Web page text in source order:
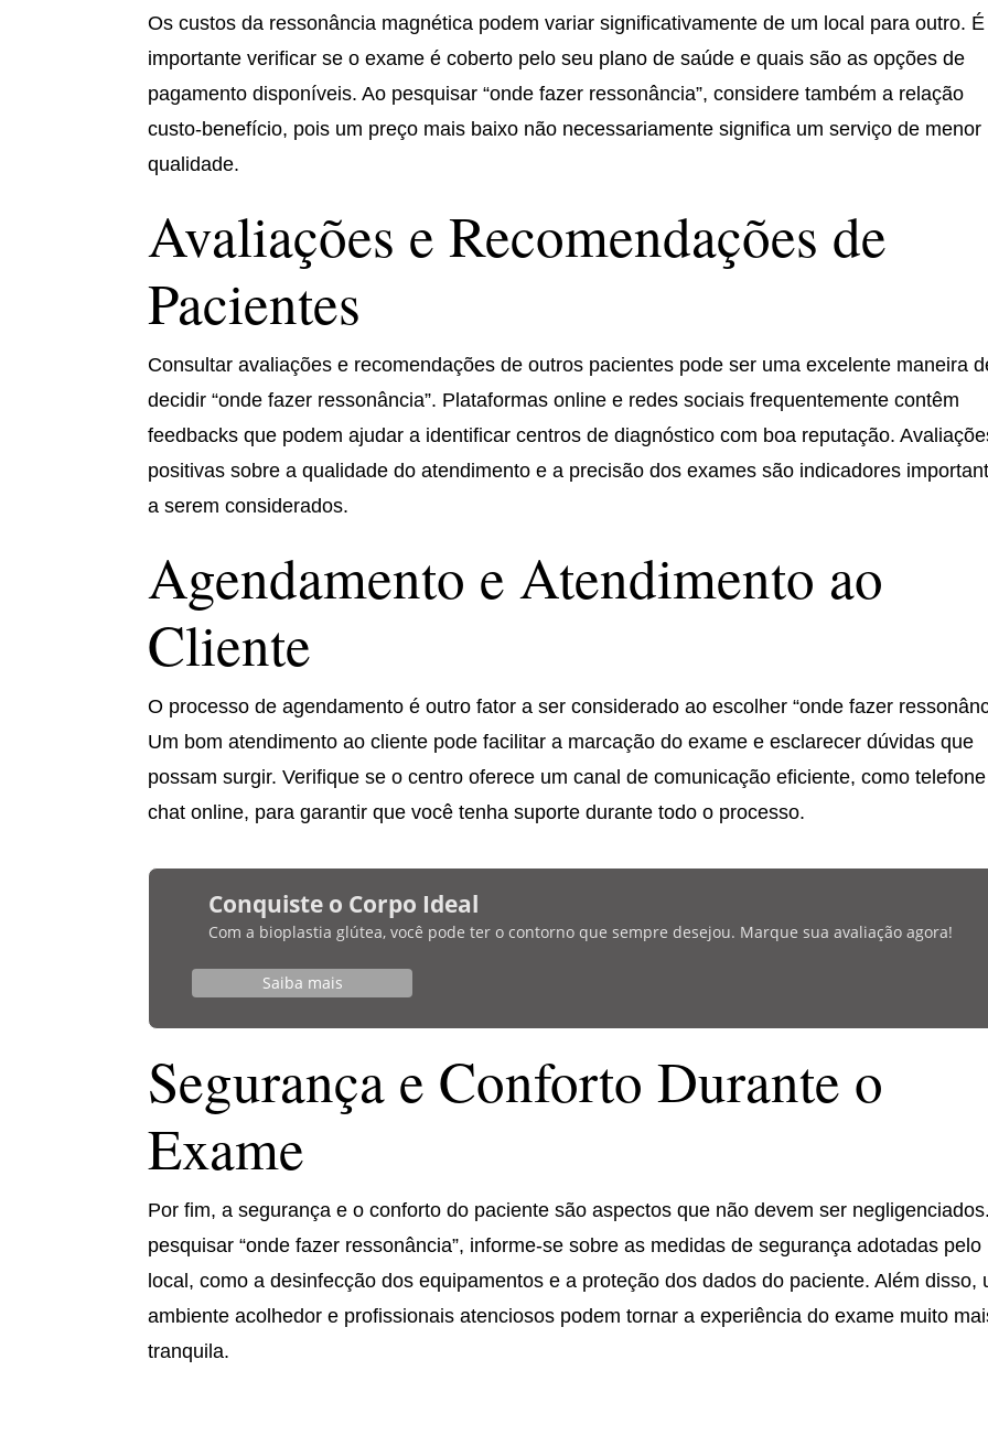
Os custos da ressonância magnética podem variar significativamente de um local para outro. É
importante verificar se o exame é coberto pelo seu plano de saúde e quais são as opções de
pagamento disponíveis. Ao pesquisar “onde fazer ressonância”, considere também a relação
custo-benefício, pois um preço mais baixo não necessariamente significa um serviço de menor
qualidade.
Avaliações e Recomendações de
Pacientes
Consultar avaliações e recomendações de outros pacientes pode ser uma excelente maneira
decidir “onde fazer ressonância”. Plataformas online e redes sociais frequentemente contêm
feedbacks que podem ajudar a identificar centros de diagnóstico com boa reputação.
positivas sobre a qualidade do atendimento e a precisão dos exames são indicadores
a serem considerados.
Agendamento e Atendimento ao
Cliente
O processo de agendamento é outro fator a ser considerado ao escolher “onde fazer
Um bom atendimento ao cliente pode facilitar a marcação do exame e esclarecer dúvidas que
possam surgir. Verifique se o centro oferece um canal de comunicação eficiente, como
chat online, para garantir que você tenha suporte durante todo o processo.
Conquiste o Corpo Ideal
Com a bioplastia glútea, você pode ter o contorno que sempre desejou. Marque sua avaliação agora!
Saiba mais
Segurança e Conforto Durante o
Exame
Por fim, a segurança e o conforto do paciente são aspectos que não devem ser
pesquisar “onde fazer ressonância”, informe-se sobre as medidas de segurança adotadas pelo
local, como a desinfecção dos equipamentos e a proteção dos dados do paciente. Além disso,
ambiente acolhedor e profissionais atenciosos podem tornar a experiência do exame muito
tranquila.